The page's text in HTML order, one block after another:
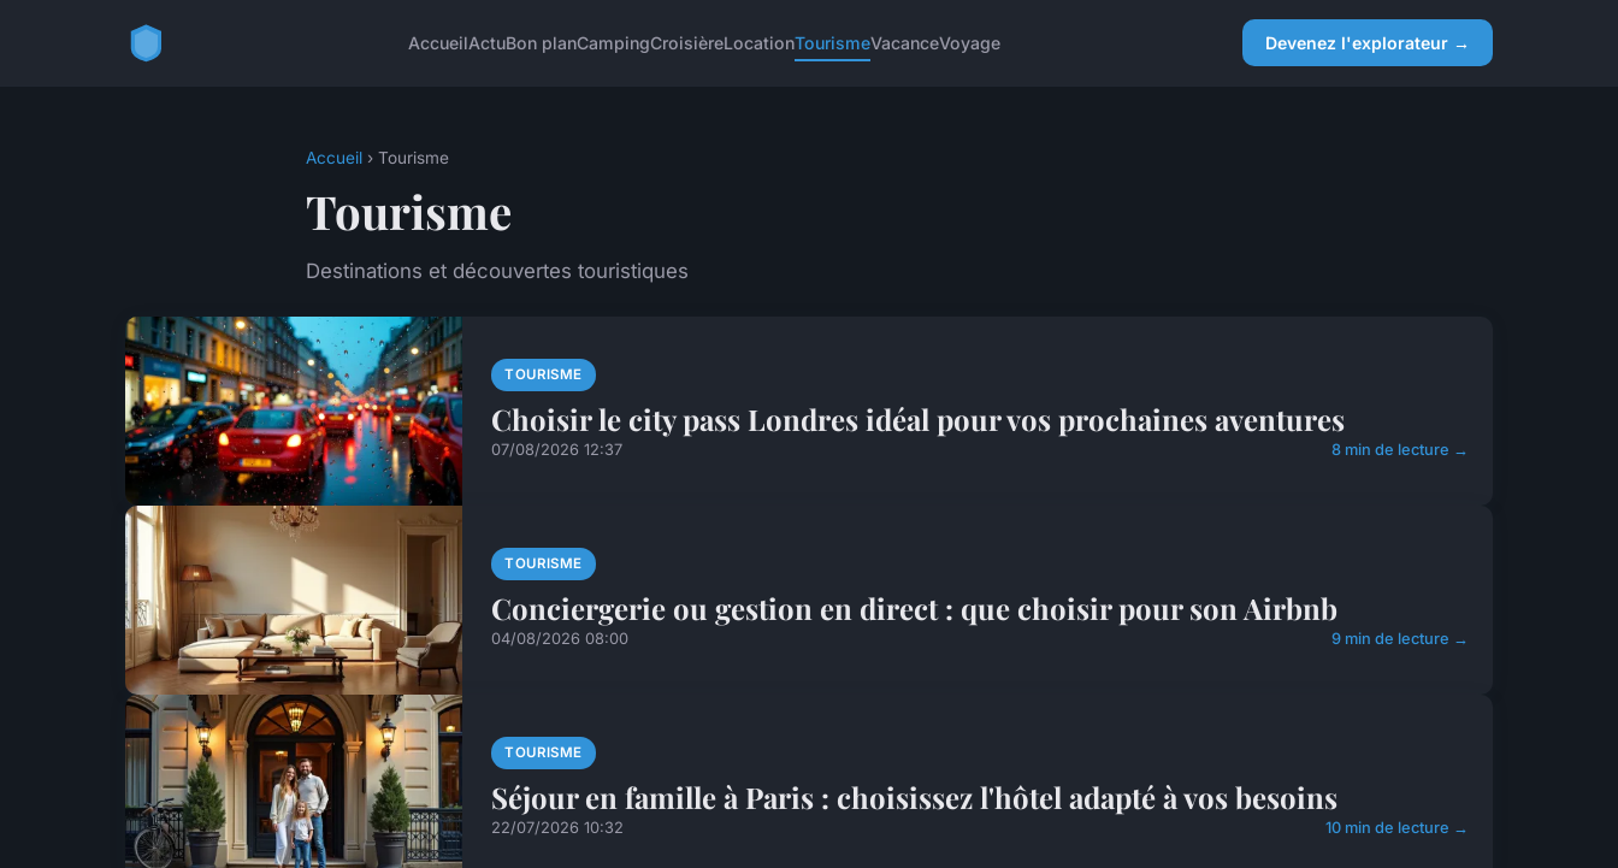
AccueilActuBon planCampingCroisièreLocationTourismeVacanceVoyage Devenez l'explorateur →
Accueil › Tourisme
Tourisme
Destinations et découvertes touristiques
TOURISME
Choisir le city pass Londres idéal pour vos prochaines aventures
07/08/2026 12:37 8 min de lecture →
TOURISME
Conciergerie ou gestion en direct : que choisir pour son Airbnb
04/08/2026 08:00 9 min de lecture →
TOURISME
Séjour en famille à Paris : choisissez l'hôtel adapté à vos besoins
22/07/2026 10:32 10 min de lecture →